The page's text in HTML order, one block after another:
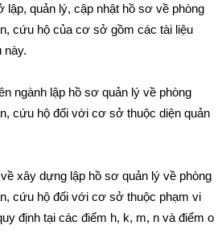
quản lý, cập nhật hồ sơ về phòng
cứu hộ của cơ sở gồm các tài liệu
này.
ngành lập hồ sơ quản lý về phòng
cứu hộ đối với cơ sở thuộc diện quản
xây dựng lập hồ sơ quản lý về phòng
cứu hộ đối với cơ sở thuộc phạm vi
định tại các điểm h, k, m, n và điểm o